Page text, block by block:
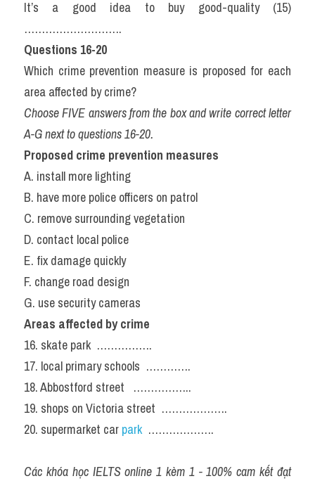
It’s a good idea to buy good-quality (15)
……………………….
Questions 16-20
Which crime prevention measure is proposed for each
area affected by crime?
Choose FIVE answers from the box and write correct letter
A-G next to questions 16-20.
Proposed crime prevention measures
A. install more lighting
B. have more police officers on patrol
C. remove surrounding vegetation
D. contact local police
E. fix damage quickly
F. change road design
G. use security cameras
Areas affected by crime
16. skate park  …………….
17. local primary schools  ………….
18. Abbostford street   ……………..
19. shops on Victoria street  ……………….
20. supermarket car park
  ……………….
Các khóa học IELTS online 1 kèm 1 - 100% cam kết đạt